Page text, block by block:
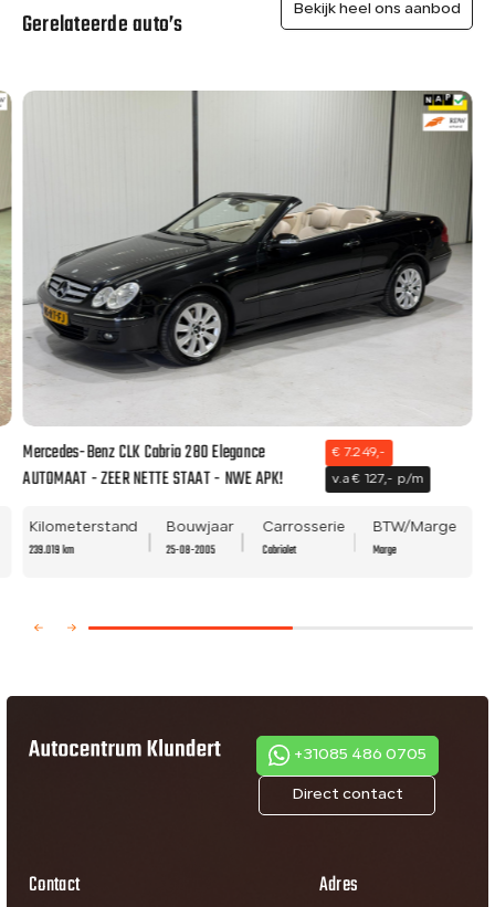
Gerelateerde auto’s Bekijk heel ons aanbod
Mercedes-Benz CLK Cabrio 280 Elegance
AUTOMAAT - ZEER NETTE STAAT - NWE APK!
€ 7.249,-
v.a € 127,- p/m
Kilometerstand
239.019 km
Bouwjaar
25-08-2005
Carrosserie
Cabriolet
BTW/Marge
Marge
Direct contact
+31085 486 0705
Contact Adres